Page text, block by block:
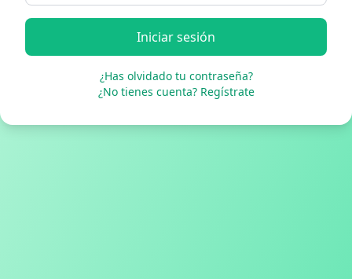
Iniciar sesión
¿Has olvidado tu contraseña?
¿No tienes cuenta? Regístrate